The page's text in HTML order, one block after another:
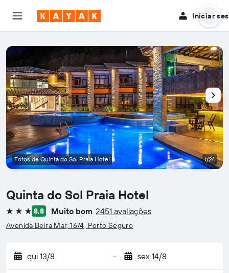
Iniciar
Quinta do Sol Praia Hotel
3 estrelas8,8 Muito bom 2451 avaliações
Avenida Beira Mar, 1674, Porto Seguro
qui 13/8 - sex 14/8
Fotos de Quinta do Sol Praia Hotel 1/24